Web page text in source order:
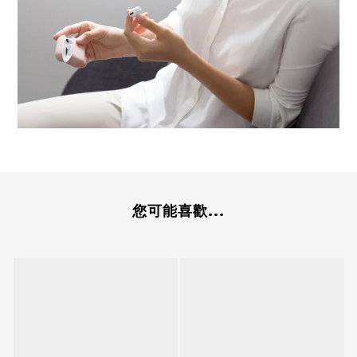
您可能喜歡...